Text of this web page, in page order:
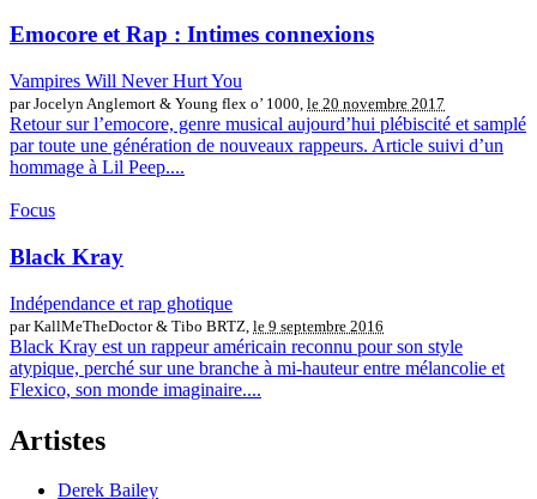
Emocore et Rap : Intimes connexions
Vampires Will Never Hurt You
par Jocelyn Anglemort & Young flex o’ 1000, le 20 novembre 2017
Retour sur l’emocore, genre musical aujourd’hui plébiscité et samplé
par toute une génération de nouveaux rappeurs. Article suivi d’un
hommage à Lil Peep....
Focus
Black Kray
Indépendance et rap ghotique
par KallMeTheDoctor & Tibo BRTZ, le 9 septembre 2016
Black Kray est un rappeur américain reconnu pour son style
atypique, perché sur une branche à mi-hauteur entre mélancolie et
Flexico, son monde imaginaire....
Artistes
Derek Bailey